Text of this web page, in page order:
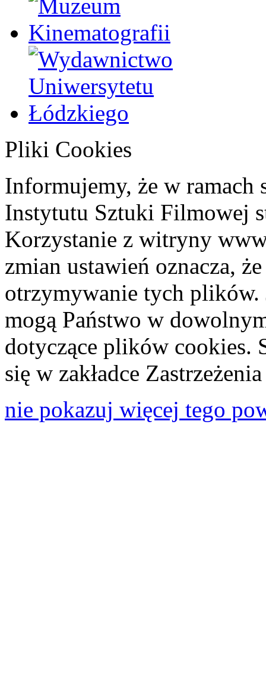
Pliki Cookies
Informujemy, że w ramach
Instytutu Sztuki Filmowej
Korzystanie z witryny
zmian ustawień oznacza,
otrzymywanie tych plików.
mogą Państwo w
dotyczące plików cookies.
się w zakładce
nie pokazuj więcej tego